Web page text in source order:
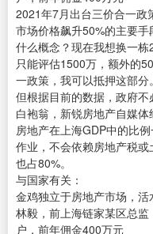
2021年7月出台三价合一政
市场价格飙升50%的主要手
什么概念？现在我想换一
只能评估1500万，额外的
一政策，我可以抵押这部分。
但根据目前的数据，政府不
白袍翁，新锐房地产自媒体
房地产在上海GDP中的比
作业，不会依赖房地产税
也占80%。
与国家有关：
金鸡独立于房地产市场，活
林毅，前上海链家某区总
户，前年佣金400万元